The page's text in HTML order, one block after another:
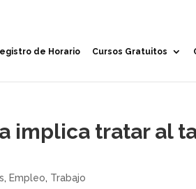
de Horario Cursos Gratuitos
implica tratar al
, Empleo, Trabajo